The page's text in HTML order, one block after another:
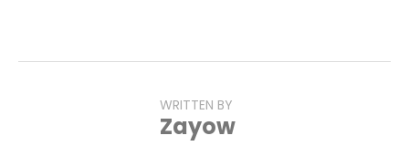
WRITTEN BY
Zayow